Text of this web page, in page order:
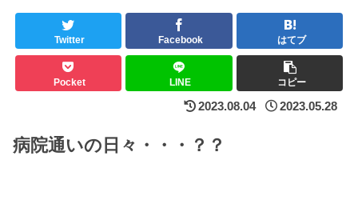
Twitter Facebook はてブ
Pocket LINE コピー
2023.08.04 2023.05.28
病院通いの日々・・・？？